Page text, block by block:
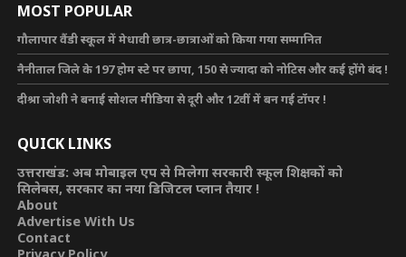
MOST POPULAR
गौलापार वैंडी स्कूल में मेधावी छात्र-छात्राओं को किया गया सम्मानित
नैनीताल जिले के 197 होम स्टे पर छापा, 150 से ज्यादा को नोटिस और कई होंगे बंद !
दीश्रा जोशी ने बनाई सोशल मीडिया से दूरी और 12वीं में बन गई टॉपर !
QUICK LINKS
उत्तराखंड: अब मोबाइल एप से मिलेगा सरकारी स्कूल शिक्षकों को
सिलेबस, सरकार का नया डिजिटल प्लान तैयार !
About
Advertise With Us
Contact